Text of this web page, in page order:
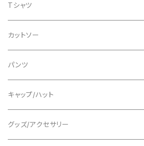
パンツ
グッズ/アクセサリー
Tシャツ
グッズ/アクセサリー
パンツ
Tシャツ
カットソー
パンツ
キャップ/ハット
グッズ/アクセサリー